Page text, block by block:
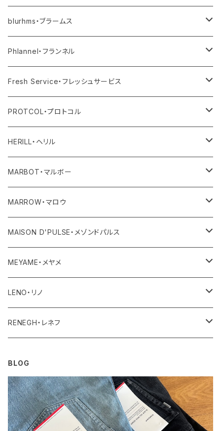
その他
blurhms・ブラームス
アウター
トップス
ボトム
ワンピース・オールインワン
その他
Phlannel・フランネル
アウター
トップス
ボトム
ワンピース・サロペット
その他
Fresh Service・フレッシュサービス
アウター
トップス
ボトム
その他
PROTCOL・プロトコル
バッグ
その他
HERILL・ヘリル
アウター
トップス
レディース
ユニセックス・メンズ
ボトム
レディース
ユニセックスメンズ
MARBOT・マルボー
シューズ
MARROW・マロウ
バッグ
その他
MAISON D'PULSE・メゾンドパルス
アクセサリー
その他
MEYAME・メヤメ
アウター
トップス
ワンピース・オールインワン
その他
LENO・リノ
アウター
ボトム
ワンピース・サロペット
RENEGH・レネフ
トップス
ボトム
BLOG